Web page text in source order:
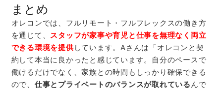
まとめ
オレコンでは、フルリモート・フルフレックスの働き方
を通じて、 スタッフが家事や育児と仕事を無理なく両立
できる環境を提供しています。Aさんは「オレコンと契
約して本当に良かったと感じています。自分のペースで
働けるだけでなく、家族との時間もしっかり確保できる
ので、 仕事とプライベートのバランスが取れているんで